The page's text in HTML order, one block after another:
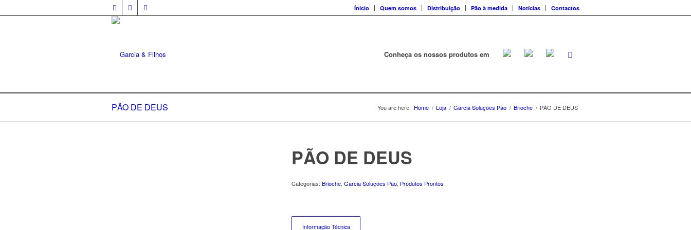
Ínicio Quem somos Distribuição Pão à medida Notícias Contactos
Conheça os nossos produtos em
PÃO DE DEUS You are here: Home / Loja / Garcia Soluções Pão / Brioche / PÃO DE DEUS
PÃO DE DEUS
Categorias:Brioche,Garcia Soluções Pão, Produtos Prontos
Informação Técnica